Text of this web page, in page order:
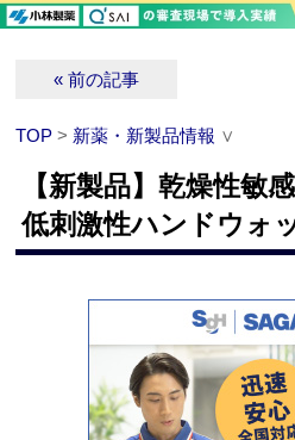
« 前の記事
TOP > 新薬・新製品情報 ∨
【新製品】乾燥性敏
低刺激性ハンドウ